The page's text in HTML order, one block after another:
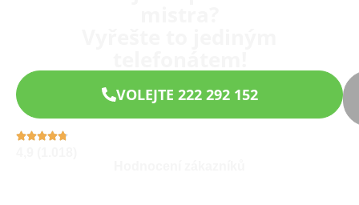
VOLEJTE 222 292 152